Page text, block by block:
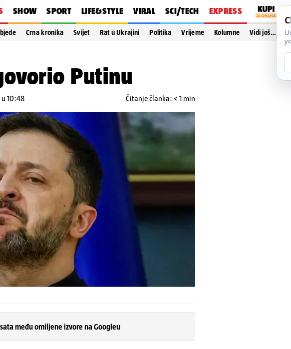
SHOW SPORT LIFE&STYLE VIRAL SCI/TECH EXPRESS
Crna kronika Svijet Rat u Ukrajini Politika Vrijeme Kolumne Vidi još…
Putinu
u 10:48 Čitanje članka: < 1 min
među omiljene izvore na Googleu